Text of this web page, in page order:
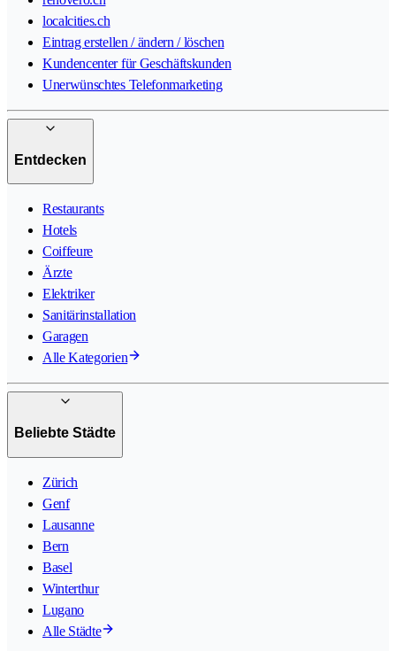
localcities.ch
Eintrag erstellen / ändern / löschen
Kundencenter für Geschäftskunden
Unerwünschtes Telefonmarketing
Entdecken
Restaurants
Hotels
Coiffeure
Ärzte
Elektriker
Sanitärinstallation
Garagen
Alle Kategorien
Beliebte Städte
Zürich
Genf
Lausanne
Bern
Basel
Winterthur
Lugano
Alle Städte